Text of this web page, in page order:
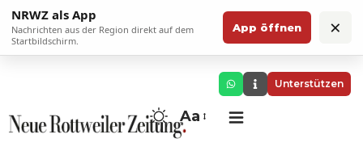
NRWZ als App
Nachrichten aus der Region direkt auf dem
Startbildschirm.
App öffnen ×
Unterstützen
Aa